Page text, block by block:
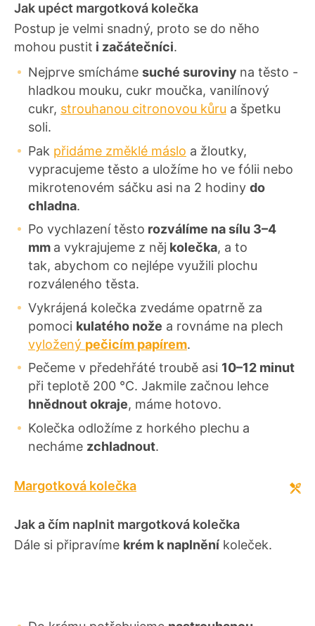
Jak upéct margotková kolečka
Postup je velmi snadný, proto se do něho
mohou pustit i začátečníci.
Nejprve smícháme suché suroviny na těsto -
hladkou mouku, cukr moučka, vanilínový
cukr, strouhanou citronovou kůru a špetku
soli.
Pak přidáme změklé máslo a žloutky,
vypracujeme těsto a uložíme ho ve fólii nebo
mikrotenovém sáčku asi na 2 hodiny do
chladna.
Po vychlazení těsto rozválíme na sílu 3–4
mm a vykrajujeme z něj kolečka, a to
tak, abychom co nejlépe využili plochu
rozváleného těsta.
Vykrájená kolečka zvedáme opatrně za
pomoci kulatého nože a rovnáme na plech
vyložený pečicím papírem.
Pečeme v předehřáté troubě asi 10–12 minut
při teplotě 200 °C. Jakmile začnou lehce
hnědnout okraje, máme hotovo.
Kolečka odložíme z horkého plechu a
necháme zchladnout.
Margotková kolečka
Jak a čím naplnit margotková kolečka
Dále si připravíme krém k naplnění koleček.